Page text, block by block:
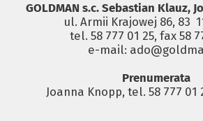
GOLDMAN s.c. Sebastian Klauz,
ul. Armii Krajowej 86, 83
tel. 58 777 01 25, fax 58
e-mail:
Prenumerata
Joanna Knopp, tel. 58 777 01